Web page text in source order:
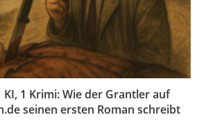
KI, 1 Krimi: Wie der Grantler auf
seinen ersten Roman schreibt